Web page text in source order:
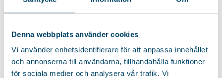
Denna webbplats använder cookies
Vi använder enhetsidentifierare för att anpassa innehållet
och annonserna till användarna, tillhandahålla funktioner
för sociala medier och analysera vår trafik. Vi